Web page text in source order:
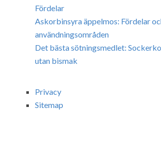
Fördelar
Askorbinsyra äppelmos: Fördelar
användningsområden
Det bästa sötningsmedlet:
utan bismak
Privacy
Sitemap